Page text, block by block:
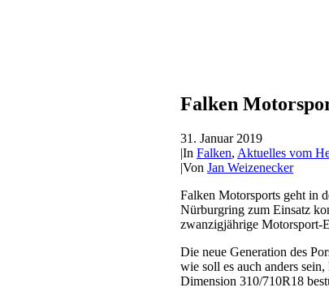
Falken
31. Januar 2019
|In Falken, Aktuelles vom
|Von Jan Weizenecker
Falken Motorsports geht in
Nürburgring zum Einsatz
zwanzigjährige Motorsport-
Die neue Generation des
wie soll es auch anders
Dimension 310/710R18